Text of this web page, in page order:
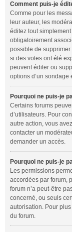
Comment puis-je
Comme pour les
leur auteur, les
éditez tout
obligatoirement
possible de
si des votes ont été
peuvent éditer ou
options d’un sondage
Pourquoi ne puis-je
Certains forums
d’utilisateurs. Pour
autre action, vous
contacter un
demander un accès.
Pourquoi ne puis-je
Les permissions
accordées par forum,
forum n’a peut-être
concerné, ou seuls
autorisation. Pour
du forum.